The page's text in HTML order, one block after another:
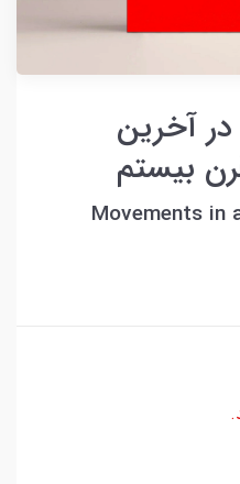
آخرین
بیستم
Movements in